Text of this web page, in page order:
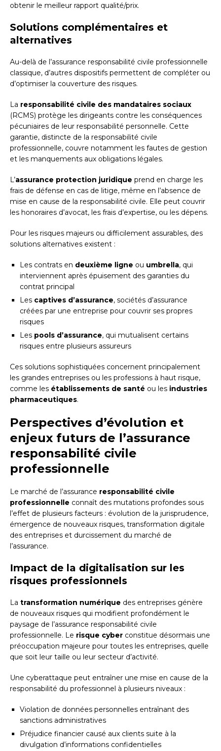
obtenir le meilleur rapport qualité/prix.
Solutions complémentaires et
alternatives
Au-delà de l’assurance responsabilité civile professionnelle
classique, d’autres dispositifs permettent de compléter ou
d’optimiser la couverture des risques.
La responsabilité civile des mandataires sociaux
(RCMS) protège les dirigeants contre les conséquences
pécuniaires de leur responsabilité personnelle. Cette
garantie, distincte de la responsabilité civile
professionnelle, couvre notamment les fautes de gestion
et les manquements aux obligations légales.
L’assurance protection juridique prend en charge les
frais de défense en cas de litige, même en l’absence de
mise en cause de la responsabilité civile. Elle peut couvrir
les honoraires d’avocat, les frais d’expertise, ou les dépens.
Pour les risques majeurs ou difficilement assurables, des
solutions alternatives existent :
Les contrats en deuxième ligne ou umbrella, qui
interviennent après épuisement des garanties du
contrat principal
Les captives d’assurance, sociétés d’assurance
créées par une entreprise pour couvrir ses propres
risques
Les pools d’assurance, qui mutualisent certains
risques entre plusieurs assureurs
Ces solutions sophistiquées concernent principalement
les grandes entreprises ou les professions à haut risque,
comme les établissements de santé ou les industries
pharmaceutiques.
Perspectives d’évolution et
enjeux futurs de l’assurance
responsabilité civile
professionnelle
Le marché de l’assurance responsabilité civile
professionnelle connaît des mutations profondes sous
l’effet de plusieurs facteurs : évolution de la jurisprudence,
émergence de nouveaux risques, transformation digitale
des entreprises et durcissement du marché de
l’assurance.
Impact de la digitalisation sur les
risques professionnels
La transformation numérique des entreprises génère
de nouveaux risques qui modifient profondément le
paysage de l’assurance responsabilité civile
professionnelle. Le risque cyber constitue désormais une
préoccupation majeure pour toutes les entreprises, quelle
que soit leur taille ou leur secteur d’activité.
Une cyberattaque peut entraîner une mise en cause de la
responsabilité du professionnel à plusieurs niveaux :
Violation de données personnelles entraînant des
sanctions administratives
Préjudice financier causé aux clients suite à la
divulgation d’informations confidentielles